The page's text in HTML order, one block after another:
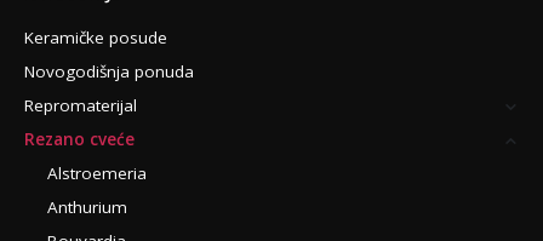
Keramičke posude
Novogodišnja ponuda
Repromaterijal
Rezano cveće
Alstroemeria
Anthurium